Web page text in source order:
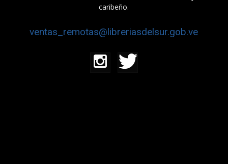
caribeño.
ventas_remotas@libreriasdelsur.gob.ve